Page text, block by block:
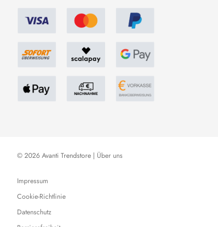
© 2026 Avanti Trendstore | Über uns
Impressum
Cookie-Richtlinie
Datenschutz